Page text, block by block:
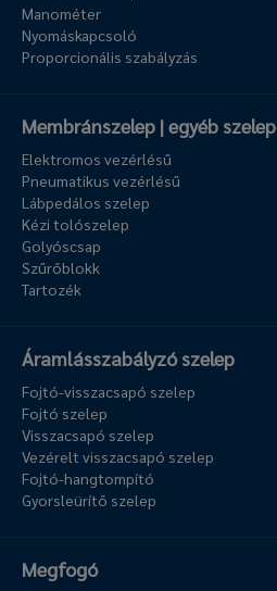
Manométer
Nyomáskapcsoló
Proporcionális szabályzás
Membránszelep | egyéb szelep
Elektromos vezérlésű
Pneumatikus vezérlésű
Lábpedálos szelep
Kézi tolószelep
Golyóscsap
Szűrőblokk
Tartozék
Áramlásszabályzó szelep
Fojtó-visszacsapó szelep
Fojtó szelep
Visszacsapó szelep
Vezérelt visszacsapó szelep
Fojtó-hangtompító
Gyorsleürítő szelep
Megfogó